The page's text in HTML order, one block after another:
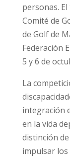
personas.
Comité de
de Golf de
Federación
5 y 6 de
La
integración
en la vida
distinción
impulsar